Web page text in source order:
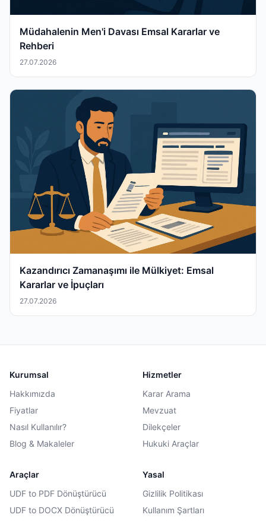
Müdahalenin Men'i Davası Emsal Kararlar ve
Rehberi
27.07.2026
Kazandırıcı Zamanaşımı ile Mülkiyet: Emsal
Kararlar ve İpuçları
27.07.2026
Kurumsal
Hakkımızda
Fiyatlar
Nasıl Kullanılır?
Blog & Makaleler
Hizmetler
Karar Arama
Mevzuat
Dilekçeler
Hukuki Araçlar
Araçlar
UDF to PDF Dönüştürücü
UDF to DOCX Dönüştürücü
Yasal
Gizlilik Politikası
Kullanım Şartları